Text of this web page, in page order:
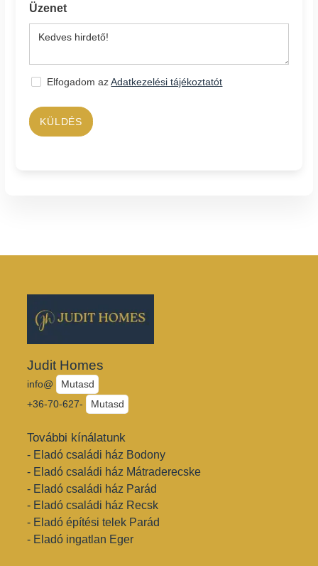
Üzenet
Elfogadom azAdatkezelési tájékoztatót
KÜLDÉS
Judit Homes
info@
Mutasd
+36-70-627-
Mutasd
További kínálatunk
- Eladó családi ház Bodony
- Eladó családi ház Mátraderecske
- Eladó családi ház Parád
- Eladó családi ház Recsk
- Eladó építési telek Parád
- Eladó ingatlan Eger